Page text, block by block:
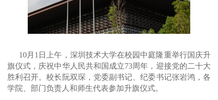
10月1日上午，深圳技术大学在校园中庭隆重举行国庆升
旗仪式，庆祝中华人民共和国成立73周年，迎接党的二十大
胜利召开。校长阮双琛，党委副书记、纪委书记张岩鸿，各
学院、部门负责人和师生代表参加升旗仪式。